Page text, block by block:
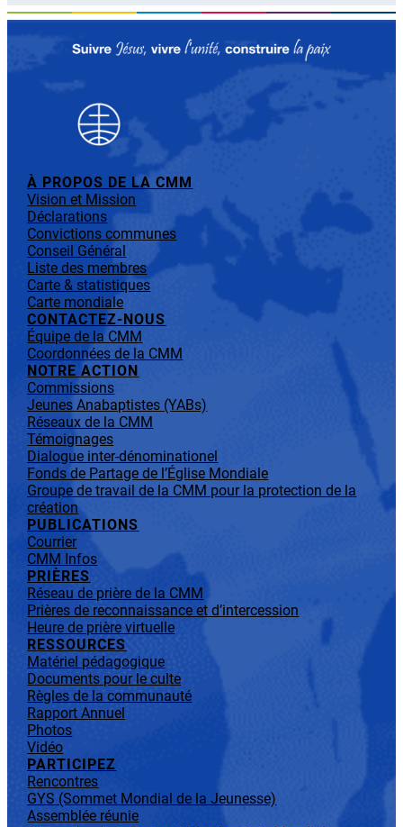
À PROPOS DE LA CMM
Vision et Mission
Déclarations
Convictions communes
Conseil Général
Liste des membres
Carte & statistiques
Carte mondiale
CONTACTEZ-NOUS
Équipe de la CMM
Coordonnées de la CMM
NOTRE ACTION
Commissions
Jeunes Anabaptistes (YABs)
Réseaux de la CMM
Témoignages
Dialogue inter-dénominationel
Fonds de Partage de l’Église Mondiale
Groupe de travail de la CMM pour la protection de la
création
PUBLICATIONS
Courrier
CMM Infos
PRIÈRES
Réseau de prière de la CMM
Prières de reconnaissance et d’intercession
Heure de prière virtuelle
RESSOURCES
Matériel pédagogique
Documents pour le culte
Règles de la communauté
Rapport Annuel
Photos
Vidéo
PARTICIPEZ
Rencontres
GYS (Sommet Mondial de la Jeunesse)
Assemblée réunie